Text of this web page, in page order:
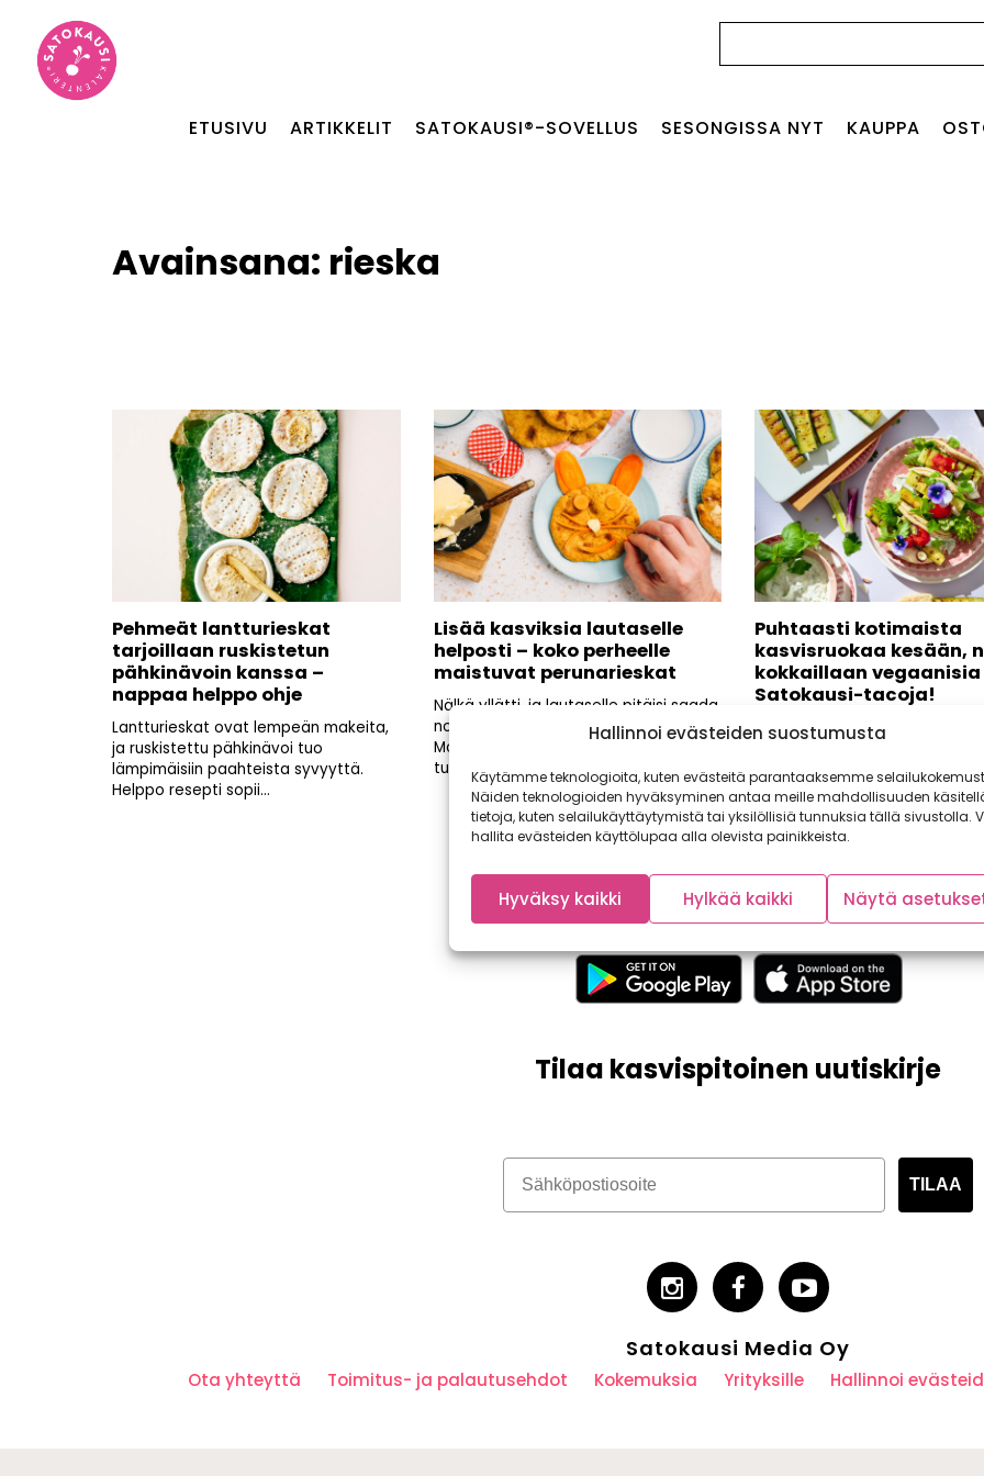
Hallinnoi evästeiden suostumusta
Käytämme teknologioita, kuten evästeitä parantaaksemme
Näiden teknologioiden hyväksyminen antaa meille mahdollisuuden
tietoja, kuten selailukäyttäytymistä tai yksilöllisiä tunnuksia tällä sivustolla.
hallita evästeiden käyttölupaa alla olevista painikkeista.
Hyväksy kaikki Hylkää kaikki Näytä
ETUSIVU ARTIKKELIT SATOKAUSI®-SOVELLUS SESONGISSA NYT KAUPPA
Avainsana: rieska
Pehmeät lantturieskat
tarjoillaan ruskistetun
pähkinävoin kanssa –
nappaa helppo ohje
Lantturieskat ovat lempeän makeita,
ja ruskistettu pähkinävoi tuo
lämpimäisiin paahteista syvyyttä.
Helppo resepti sopii...
Lisää kasviksia lautaselle
helposti – koko perheelle
maistuvat perunarieskat
Nälkä yllätti, ja lautaselle pitäisi saada
nopeaa ja kasvispitoista välipalaa?
Monet vanhemmat varmasti
tunnistavat...
Puhtaasti kotimaista
kasvisruokaa kesään,
kokkaillaan vegaanisia
Satokausi-tacoja!
Kesä kypsyttää kotimaiset
mehukkaan maistuviksi. Nämä
lähituotetut herkut odottavat
pääsevänsä...
Tilaa kasvispitoinen uutiskirje
TILAA
Satokausi Media Oy
Ota yhteyttä Toimitus- ja palautusehdot Kokemuksia Yrityksille Hallinnoi